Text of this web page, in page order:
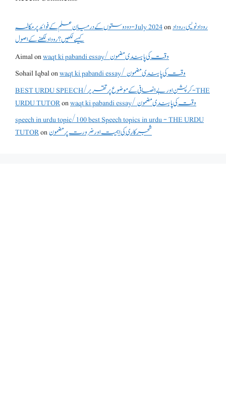
دو دوستوں کے درمیان علم کے فوائد پر مکالمہ - July 2024onروداد نویسی ،روداد
کیسے لکھیں؟ روداد لکھنے کے اصول
Aimalon
waqt ki pabandi essay/ وقت کی پابندی مضمون
Sohail Iqbalon
waqt ki pabandi essay/ وقت کی پابندی مضمون
BEST URDU SPEECH/کرپشن اور بے انصافی کے موضوع پر تقریر - THE
URDU TUTORon
waqt ki pabandi essay/ وقت کی پابندی مضمون
speech in urdu topic/100 best Speech topics in urdu - THE URDU
TUTORonشجرکاری کی اہمیت اور ضرورت پر مضمون